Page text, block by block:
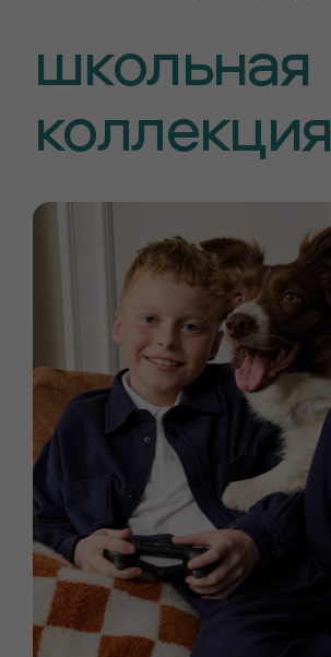
школьная
коллекция